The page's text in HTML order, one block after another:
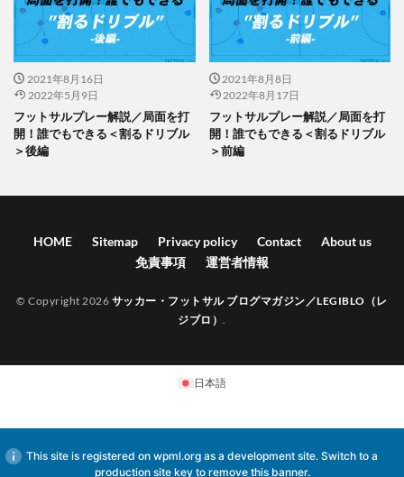
2021年8月16日
2022年5月9日
フットサルプレー解説／局面を打
開！誰でもできる＜割るドリブル
＞後編
2021年8月8日
2022年8月17日
フットサルプレー解説／局面を打
開！誰でもできる＜割るドリブル
＞前編
HOME Sitemap Privacy policy Contact
About us
免責事項
運営者情報
© Copyright 2026 サッカー・フットサル ブログマガジン／LEGIBLO（レ
ジブロ）
日本語
This site is registered on wpml.org as a development site. Switch to a
production site key to remove this banner.